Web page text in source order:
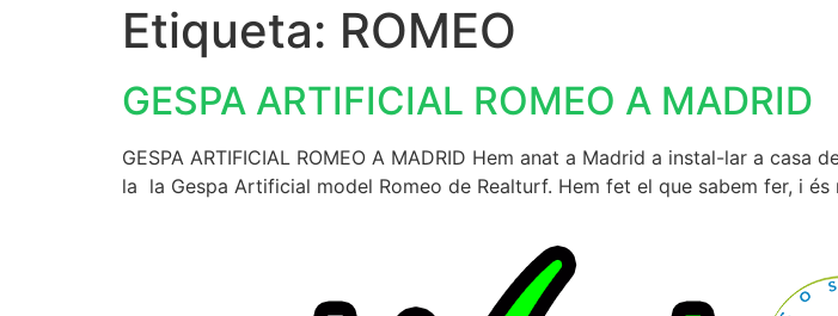
Etiqueta: ROMEO
GESPA ARTIFICIAL ROMEO A MADRID
GESPA ARTIFICIAL ROMEO A MADRID Hem anat a Madrid a instal-lar a
la la Gespa Artificial model Romeo de Realturf. Hem fet el que sabem fer, i